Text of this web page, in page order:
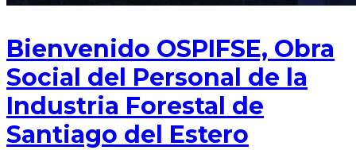
Bienvenido OSPIFSE, Obra
Social del Personal de la
Industria Forestal de
Santiago del Estero